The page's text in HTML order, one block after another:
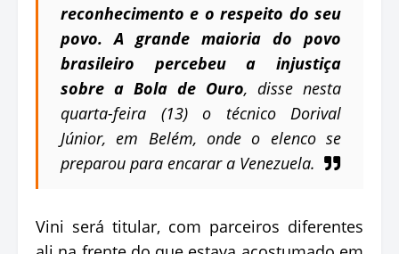
reconhecimento e o respeito do seu
povo. A grande maioria do povo
brasileiro percebeu a injustiça
sobre a Bola de Ouro, disse nesta
quarta-feira (13) o técnico Dorival
Júnior, em Belém, onde o elenco se
preparou para encarar a Venezuela.
Vini será titular, com parceiros diferentes